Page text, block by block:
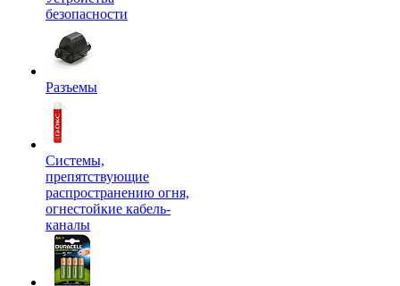
безопасности
Разъемы
Системы,
препятствующие
распространению огня,
огнестойкие кабель-
каналы